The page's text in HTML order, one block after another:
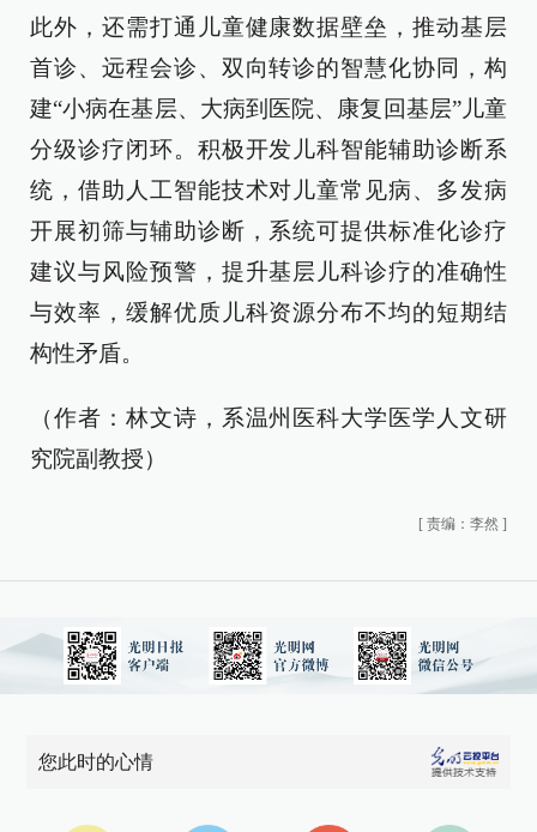
此外，还需打通儿童健康数据壁垒，推动基层
首诊、远程会诊、双向转诊的智慧化协同，构
建“小病在基层、大病到医院、康复回基层”儿童
分级诊疗闭环。积极开发儿科智能辅助诊断系
统，借助人工智能技术对儿童常见病、多发病
开展初筛与辅助诊断，系统可提供标准化诊疗
建议与风险预警，提升基层儿科诊疗的准确性
与效率，缓解优质儿科资源分布不均的短期结
构性矛盾。
（作者：林文诗，系温州医科大学医学人文研
究院副教授）
[ 责编：李然 ]
您此时的心情